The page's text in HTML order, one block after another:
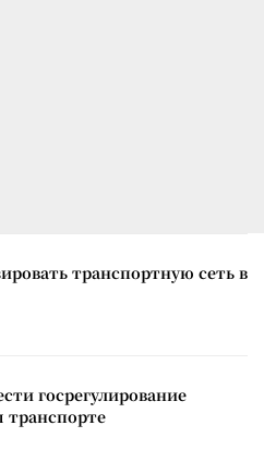
транспортную сеть в
госрегулирование
транспорте